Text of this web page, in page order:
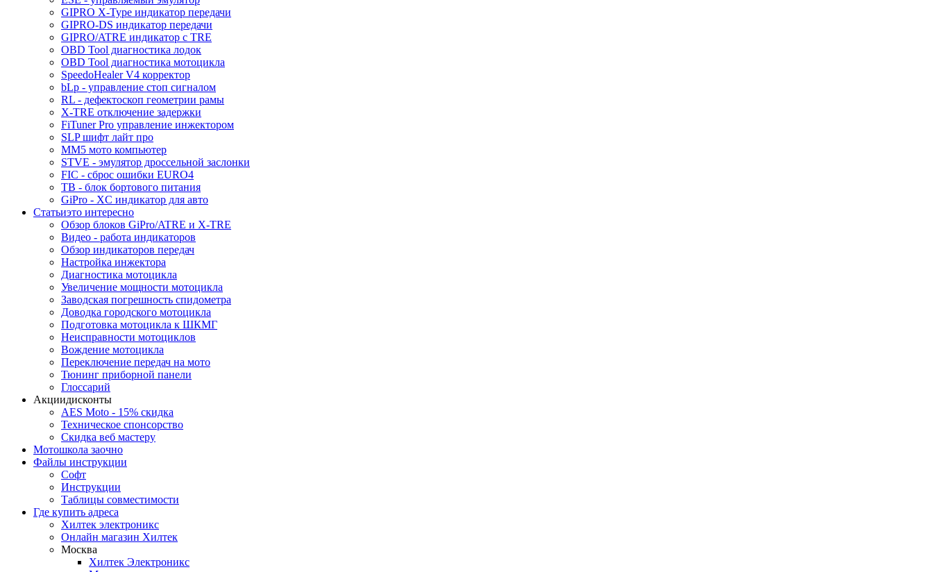
GIPRO X-Type индикатор передачи
GIPRO-DS индикатор передачи
GIPRO/ATRE индикатор с TRE
OBD Tool диагностика лодок
OBD Tool диагностика мотоцикла
SpeedoHealer V4 корректор
bLp - управление стоп сигналом
RL - дефектоскоп геометрии рамы
X-TRE отключение задержки
FiTuner Pro управление инжектором
SLP шифт лайт про
MM5 мото компьютер
STVE - эмулятор дроссельной заслонки
FIC - сброс ошибки EURO4
TB - блок бортового питания
GiPro - XC индикатор для авто
Статьиэто интересно
Обзор блоков GiPro/ATRE и X-TRE
Видео - работа индикаторов
Обзор индикаторов передач
Настройка инжектора
Диагноcтика мотоцикла
Увеличение мощности мотоцикла
Заводская погрешность спидометра
Доводка городского мотоцикла
Подготовка мотоцикла к ШКМГ
Неисправности мотоциклов
Вождение мотоцикла
Переключение передач на мото
Тюнинг приборной панели
Глоссарий
Акциидисконты
AES Moto - 15% скидка
Техническое спонсорство
Скидка веб мастеру
Мотошкола заочно
Файлы инструкции
Софт
Инструкции
Таблицы совместимости
Где купить адреса
Хилтек электроникс
Онлайн магазин Хилтек
Москва
Хилтек Электроникс